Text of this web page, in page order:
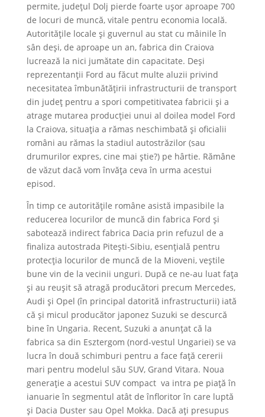
permite, județul Dolj pierde foarte ușor aproape 700
de locuri de muncă, vitale pentru economia locală.
Autoritățile locale și guvernul au stat cu mâinile în
sân deși, de aproape un an, fabrica din Craiova
lucrează la nici jumătate din capacitate. Deși
reprezentanții Ford au făcut multe aluzii privind
necesitatea îmbunătățirii infrastructurii de transport
din județ pentru a spori competitivatea fabricii și a
atrage mutarea producției unui al doilea model Ford
la Craiova, situația a rămas neschimbată și oficialii
români au rămas la stadiul autostrăzilor (sau
drumurilor expres, cine mai știe?) pe hârtie. Rămâne
de văzut dacă vom învăța ceva în urma acestui
episod.
În timp ce autoritățile române asistă impasibile la
reducerea locurilor de muncă din fabrica Ford și
sabotează indirect fabrica Dacia prin refuzul de a
finaliza autostrada Pitești-Sibiu, esențială pentru
protecția locurilor de muncă de la Mioveni, veștile
bune vin de la vecinii unguri. După ce ne-au luat fața
și au reușit să atragă producători precum Mercedes,
Audi și Opel (în principal datorită infrastructurii) iată
că și micul producător japonez Suzuki se descurcă
bine în Ungaria. Recent, Suzuki a anunțat că la
fabrica sa din Esztergom (nord-vestul Ungariei) se va
lucra în două schimburi pentru a face față cererii
mari pentru modelul său SUV, Grand Vitara. Noua
generație a acestui SUV compact va intra pe piață în
ianuarie în segmentul atât de înfloritor în care luptă
și Dacia Duster sau Opel Mokka. Dacă ați presupus